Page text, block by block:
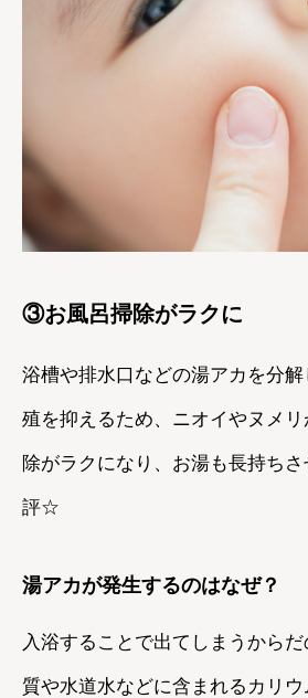
③お風呂掃除がラクに
浴槽や排水口などの湯アカを分
殖を抑えるため、ニオイやヌメ
除がラクになり、お湯も長持ち
評☆
湯アカが発生するのはなぜ？
入浴することで出てしまうから
質や水道水などに含まれるカリ